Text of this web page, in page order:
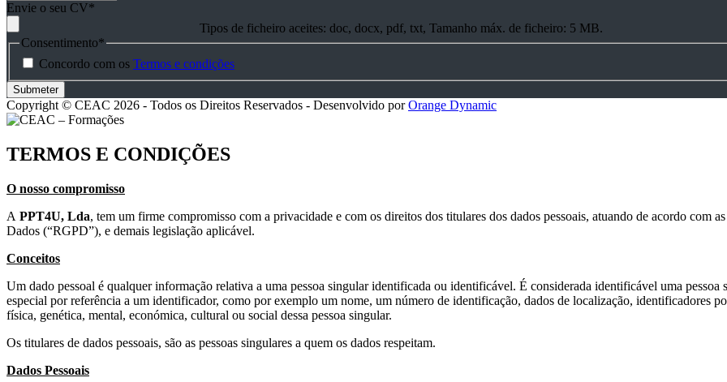
Envie o seu CV*
Tipos de ficheiro aceites: doc, docx, pdf, txt, Tamanho máx. de ficheiro: 5 MB.
Consentimento*
Concordo com os Termos e condições
Copyright © CEAC 2026 - Todos os Direitos Reservados - Desenvolvido porOrange Dynamic
TERMOS E CONDIÇÕES
O nosso compromisso
A PPT4U, Lda, tem um firme compromisso com a privacidade e com os direitos dos titulares dos dados pessoais, atuando de acordo com
Dados (“RGPD”), e demais legislação aplicável.
Conceitos
Um dado pessoal é qualquer informação relativa a uma pessoa singular identificada ou identificável. É considerada identificável uma
especial por referência a um identificador, como por exemplo um nome, um número de identificação, dados de localização, identificadores
física, genética, mental, económica, cultural ou social dessa pessoa singular.
Os titulares de dados pessoais, são as pessoas singulares a quem os dados respeitam.
Dados Pessoais